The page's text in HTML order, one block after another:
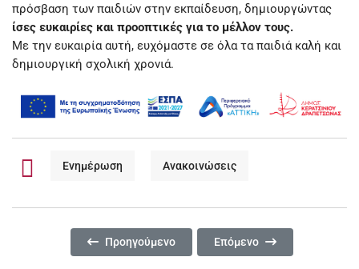
πρόσβαση των παιδιών στην εκπαίδευση, δημιουργώντας
ίσες ευκαιρίες και προοπτικές για το μέλλον τους.
Με την ευκαιρία αυτή, ευχόμαστε σε όλα τα παιδιά καλή και
δημιουργική σχολική χρονιά.
Ενημέρωση Ανακοινώσεις
Προηγούμενο Άρθρο: Η 3η ΓΙΟΡΤΗ ΜΠΥΡΑΣ ΣΤΟ
Προηγούμενο Επόμενο Άρθρο:
Επόμενο